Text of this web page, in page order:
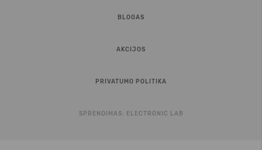
BLOGAS
AKCIJOS
PRIVATUMO POLITIKA
SPRENDIMAS: ELECTRONIC LAB